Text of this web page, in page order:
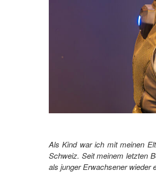
Als Kind war ich mit meinen
Schweiz. Seit meinem letzten
als junger Erwachsener wieder